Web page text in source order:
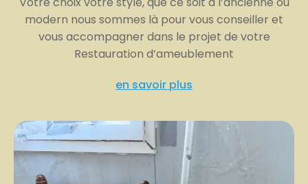
modern nous sommes là pour vous conseiller et
vous accompagner dans le projet de votre
Restauration d’ameublement
en savoir plus